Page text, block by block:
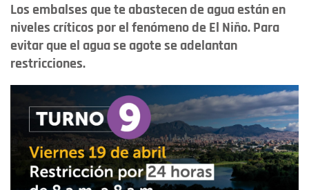
Los embalses que te abastecen de agua están en
niveles críticos por el fenómeno de El Niño. Para
evitar que el agua se agote se adelantan
restricciones.